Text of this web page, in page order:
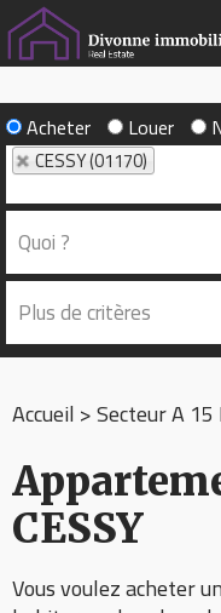
Acheter Louer
CESSY (01170)
Accueil>Secteur A
CESSY
Vous voulez acheter